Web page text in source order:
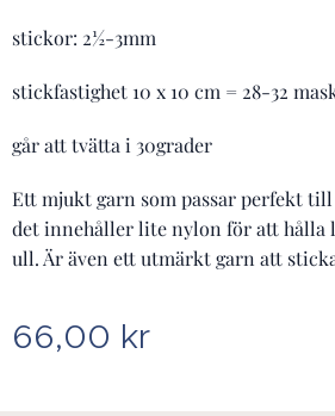
stickor: 2½-3mm
stickfastighet 10 x 10 cm = 28-32
går att tvätta i 30grader
Ett mjukt garn som passar perfekt
det innehåller lite nylon för att hålla
ull. Är även ett utmärkt garn att
66,00 kr